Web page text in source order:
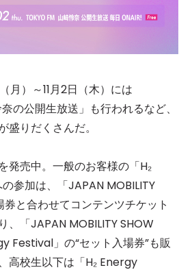
月）～11月2日（木）には
の公開生放送」も行われるなど、
盛りだくさんだ。
発売中。一般のお客様の「H₂
参加は、「JAPAN MOBILITY
と合わせてコンテンツチケット
、「JAPAN MOBILITY SHOW
Festival」の“セット入場券”も販
高校生以下は「H₂ Energy